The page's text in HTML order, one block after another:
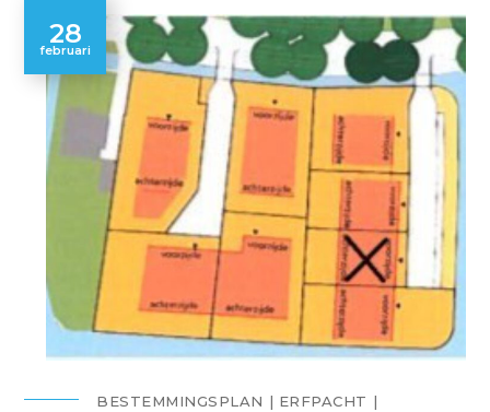
28
februari
BESTEMMINGSPLAN
ERFPACHT